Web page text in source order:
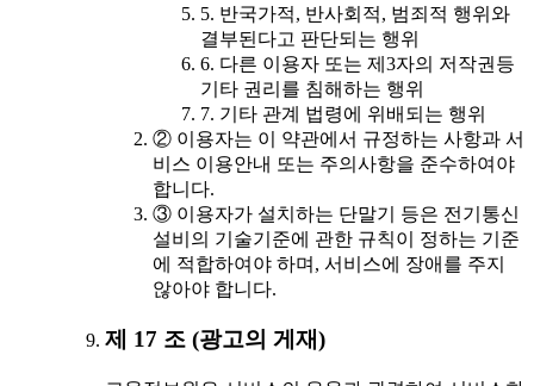
5. 반국가적, 반사회적, 범죄적 행위와
결부된다고 판단되는 행위
6. 다른 이용자 또는 제3자의 저작권등
기타 권리를 침해하는 행위
7. 기타 관계 법령에 위배되는 행위
② 이용자는 이 약관에서 규정하는 사항과 서
비스 이용안내 또는 주의사항을 준수하여야
합니다.
③ 이용자가 설치하는 단말기 등은 전기통신
설비의 기술기준에 관한 규칙이 정하는 기준
에 적합하여야 하며, 서비스에 장애를 주지
않아야 합니다.
제 17 조 (광고의 게재)